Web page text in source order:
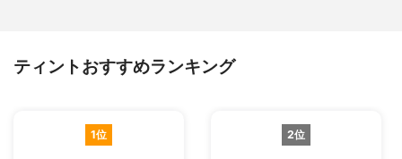
ティントおすすめランキング
1位 2位